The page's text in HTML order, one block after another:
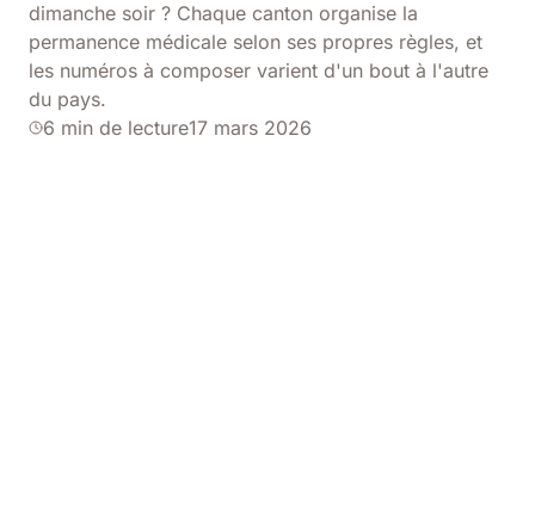
dimanche soir ? Chaque canton organise la
permanence médicale selon ses propres règles, et
les numéros à composer varient d'un bout à l'autre
du pays.
6 min de lecture17 mars 2026